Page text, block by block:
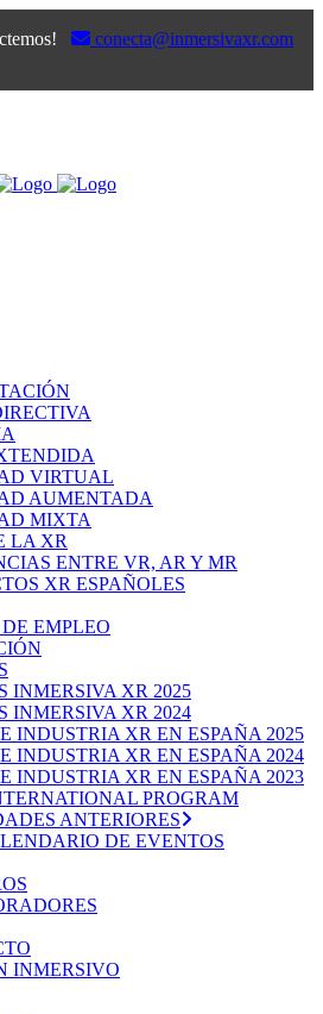
conecta@inmersivaxr.com
VIRTUAL
AUMENTADA
MIXTA
LA XR
ENTRE VR, AR Y MR
XR ESPAÑOLES
EMPLEO
INMERSIVA XR 2025
INMERSIVA XR 2024
INDUSTRIA XR EN ESPAÑA 2025
INDUSTRIA XR EN ESPAÑA 2024
INDUSTRIA XR EN ESPAÑA 2023
PROGRAM
ANTERIORES
DE EVENTOS
INMERSIVO